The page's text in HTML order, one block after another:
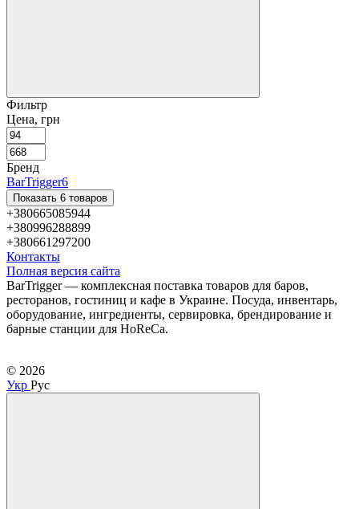
Фильтр
Цена, грн
Бренд
BarTrigger6
Показать 6 товаров
+380665085944
+380996288899
+380661297200
Контакты
Полная версия сайта
BarTrigger — комплексная поставка товаров для баров,
ресторанов, гостиниц и кафе в Украине. Посуда, инвентарь,
оборудование, ингредиенты, сервировка, брендирование и
барные станции для HoReCa.
© 2026
Укр Рус